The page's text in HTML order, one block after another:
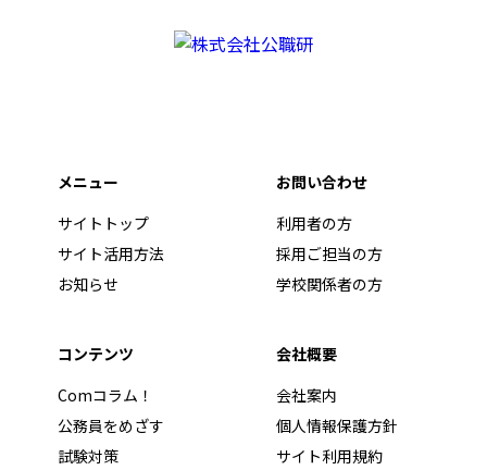
メニュー
サイトトップ
サイト活用方法
お知らせ
お問い合わせ
利用者の方
採用ご担当の方
学校関係者の方
コンテンツ
Comコラム！
公務員をめざす
試験対策
会社概要
会社案内
個人情報保護方針
サイト利用規約